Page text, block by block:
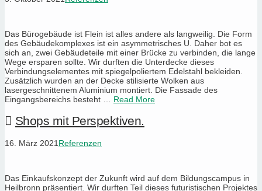
Das Bürogebäude ist Flein ist alles andere als langweilig. Die Form
des Gebäudekomplexes ist ein asymmetrisches U. Daher bot es
sich an, zwei Gebäudeteile mit einer Brücke zu verbinden, die lange
Wege ersparen sollte. Wir durften die Unterdecke dieses
Verbindungselementes mit spiegelpoliertem Edelstahl bekleiden.
Zusätzlich wurden an der Decke stilisierte Wolken aus
lasergeschnittenem Aluminium montiert. Die Fassade des
Eingangsbereichs besteht … Read More
Shops mit Perspektiven.
16. März 2021 Referenzen
Das Einkaufskonzept der Zukunft wird auf dem Bildungscampus in
Heilbronn präsentiert. Wir durften Teil dieses futuristischen Projektes